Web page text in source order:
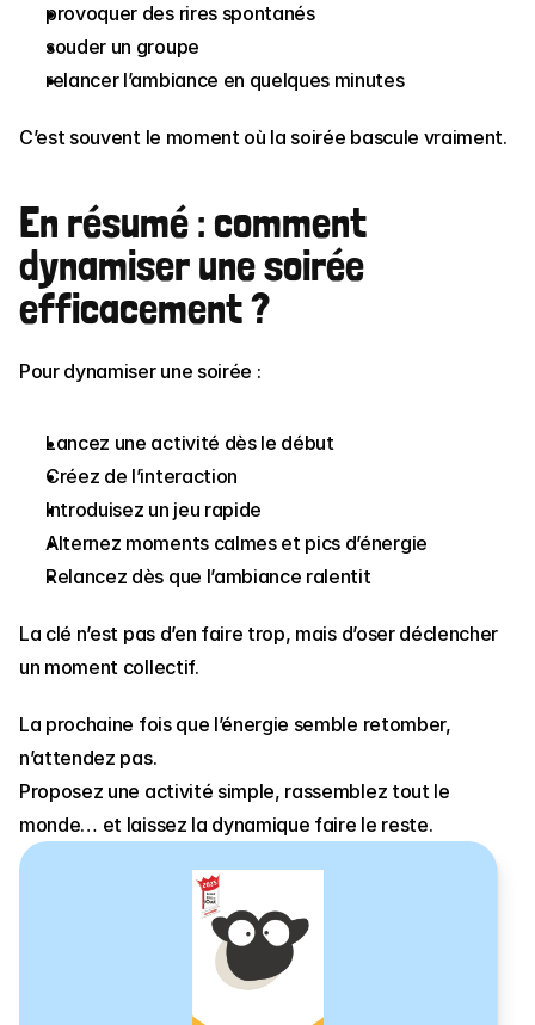
provoquer des rires spontanés
souder un groupe
relancer l’ambiance en quelques minutes
C’est souvent le moment où la soirée bascule vraiment.
En résumé : comment
dynamiser une soirée
efficacement ?
Pour dynamiser une soirée :
Lancez une activité dès le début
Créez de l’interaction
Introduisez un jeu rapide
Alternez moments calmes et pics d’énergie
Relancez dès que l’ambiance ralentit
La clé n’est pas d’en faire trop, mais d’oser déclencher
un moment collectif.
La prochaine fois que l’énergie semble retomber,
n’attendez pas.
Proposez une activité simple, rassemblez tout le
monde… et laissez la dynamique faire le reste.